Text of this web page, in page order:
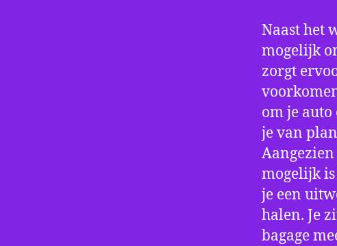
Naast het
mogelijk
zorgt
om je
je van
mogelijk
je een
halen. Je
bagage